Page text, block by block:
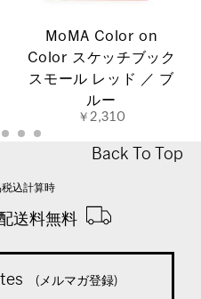
MoMA Color on
Color スケッチブック
スモール レッド ／ ブ
ルー
￥2,310
Back To Top
込計算時
送料無料
(メルマガ登録)